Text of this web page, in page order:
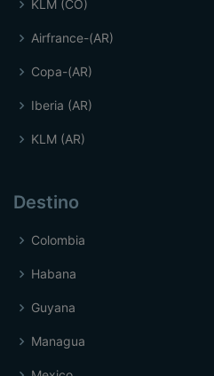
KLM (CO)
Airfrance-(AR)
Copa-(AR)
Iberia (AR)
KLM (AR)
Destino
Colombia
Habana
Guyana
Managua